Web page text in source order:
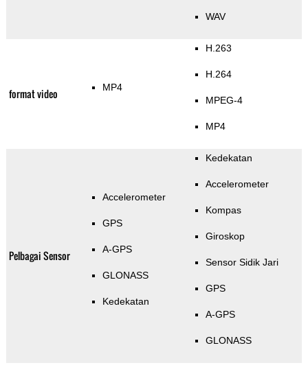
WAV
format video MP4
H.263
H.264
MPEG-4
MP4
Pelbagai Sensor
Accelerometer
GPS
A-GPS
GLONASS
Kedekatan
Kedekatan
Accelerometer
Kompas
Giroskop
Sensor Sidik Jari
GPS
A-GPS
GLONASS